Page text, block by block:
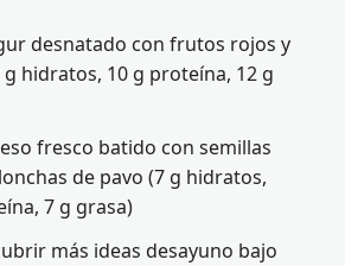
desnatado con frutos rojos y
g hidratos, 10 g proteína, 12 g
fresco batido con semillas
de pavo (7 g hidratos,
7 g grasa)
más ideas desayuno bajo